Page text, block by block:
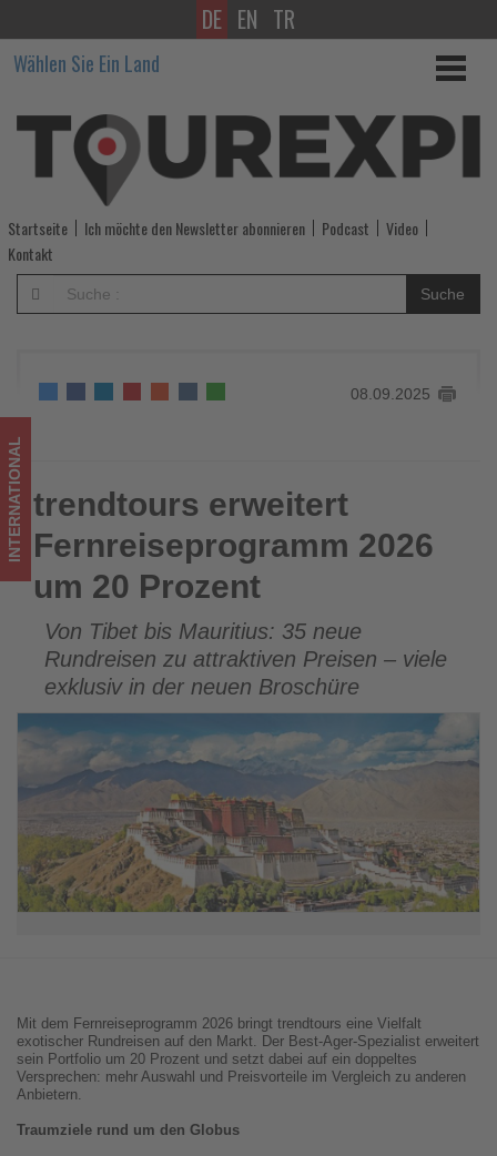
trendtours
erweitert
Fernreiseprogramm
2026
um
20
Prozent
Wissen,
was
im
Tourismus
los
ist!
DE EN TR
Wählen Sie Ein Land
Startseite Ich möchte den Newsletter abonnieren Podcast
Video
Kontakt
Suche
08.09.2025
trendtours erweitert Fernreiseprogramm 2026 um 20
Prozent
INTERNATIONAL trendtours erweitert
Fernreiseprogramm 2026
um 20 Prozent
Von Tibet bis Mauritius: 35 neue
Rundreisen zu attraktiven Preisen – viele
exklusiv in der neuen Broschüre
Mit dem Fernreiseprogramm 2026 bringt trendtours eine Vielfalt
exotischer Rundreisen auf den Markt. Der Best-Ager-Spezialist erweitert
sein Portfolio um 20 Prozent und setzt dabei auf ein doppeltes
Versprechen: mehr Auswahl und Preisvorteile im Vergleich zu anderen
Anbietern.
Traumziele rund um den Globus